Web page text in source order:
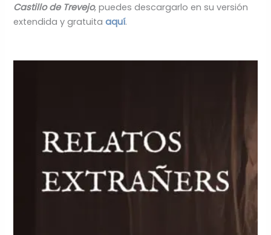
Castillo de Trevejo, puedes descargarlo en su versión
extendida y gratuita aquí.